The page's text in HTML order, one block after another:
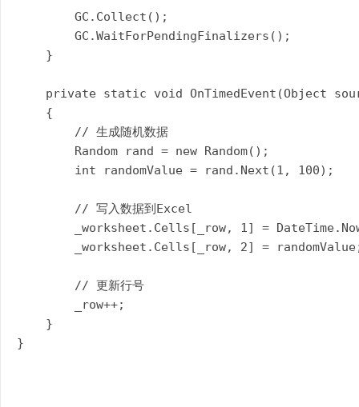
        GC.Collect();
        GC.WaitForPendingFinalizers();
    }
private static void OnTimedEvent(Object
    {
        // 生成随机数据
        Random rand = new Random();
        int randomValue = rand.Next(1, 100);
        // 写入数据到Excel
_worksheet.Cells[_row, 1] =
_worksheet.Cells[_row, 2] =
        // 更新行号
        _row++;
    }
}